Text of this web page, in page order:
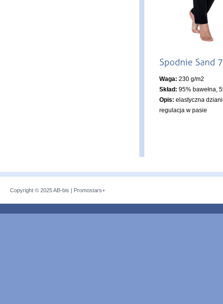
Waga: 230 g/m2
Skład: 95% bawełna,
Opis: elastyczna
regulacja w pasie
Copyright © 2025AB-bis | Promostars+